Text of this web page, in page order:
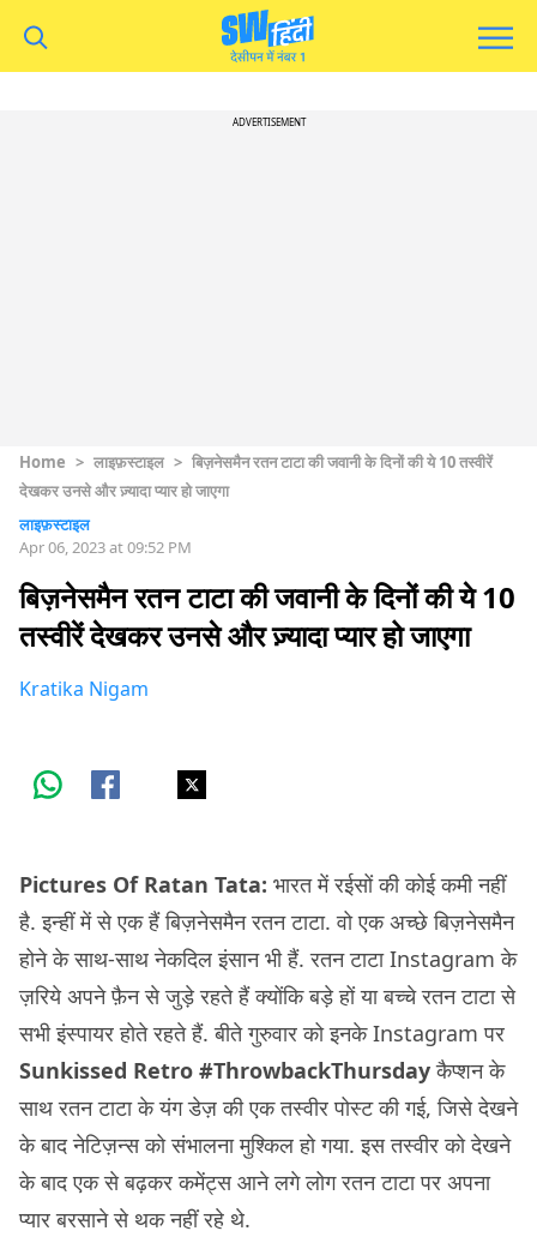
ADVERTISEMENT
Home > लाइफ़स्टाइल > बिज़नेसमैन रतन टाटा की जवानी के दिनों की ये 10 तस्वीरें
देखकर उनसे और ज़्यादा प्यार हो जाएगा
लाइफ़स्टाइल
Apr 06, 2023 at 09:52 PM
बिज़नेसमैन रतन टाटा की जवानी के दिनों की ये 10
तस्वीरें देखकर उनसे और ज़्यादा प्यार हो जाएगा
Kratika Nigam
Pictures Of Ratan Tata: भारत में रईसों की कोई कमी नहीं
है. इन्हीं में से एक हैं बिज़नेसमैन रतन टाटा. वो एक अच्छे बिज़नेसमैन
होने के साथ-साथ नेकदिल इंसान भी हैं. रतन टाटा Instagram के
ज़रिये अपने फ़ैन से जुड़े रहते हैं क्योंकि बड़े हों या बच्चे रतन टाटा से
सभी इंस्पायर होते रहते हैं. बीते गुरुवार को इनके Instagram पर
Sunkissed Retro #ThrowbackThursdayकैप्शन के
साथ रतन टाटा के यंग डेज़ की एक तस्वीर पोस्ट की गई, जिसे देखने
के बाद नेटिज़न्स को संभालना मुश्किल हो गया. इस तस्वीर को देखने
के बाद एक से बढ़कर कमेंट्स आने लगे लोग रतन टाटा पर अपना
प्यार बरसाने से थक नहीं रहे थे.